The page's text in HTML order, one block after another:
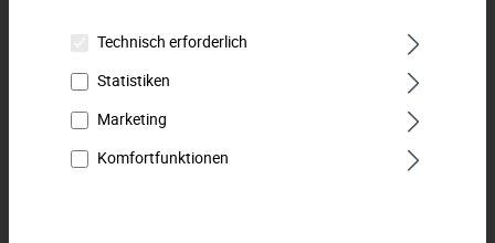
Beschreibung
Steckschlüssel-Einsatz 6,3 mm (1/4") für
Außensechskantschrauben. Lange Ausführung. Für
Handbetätigung mit Knarre und Verbin…
Technisch erforderlich
Statistiken
Marketing
Komfortfunktionen